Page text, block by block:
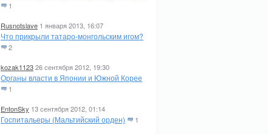
1
Rusnotslave 1 января 2013, 16:07
Что прикрыли татаро-монгольским игом?
2
kozak112326 сентября 2012, 19:30
Органы власти в Японии и Южной Корее
1
EntonSky 13 сентября 2012, 01:14
Госпитальеры (Мальтийский орден) 1